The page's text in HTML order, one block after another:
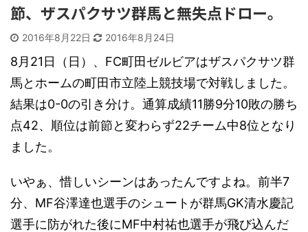
節、ザスパクサツ群馬と無失点ドロー。
2016年8月22日 2016年8月24日
8月21日（日）、FC町田ゼルビアはザスパクサツ群
馬とホームの町田市立陸上競技場で対戦しました。
結果は0-0の引き分け。通算成績11勝9分10敗の勝ち
点42、順位は前節と変わらず22チーム中8位となり
ました。
いやぁ、惜しいシーンはあったんですよね。前半7
分、MF谷澤達也選手のシュートが群馬GK清水慶記
選手に防がれた後にMF中村祐也選手が飛び込んだ